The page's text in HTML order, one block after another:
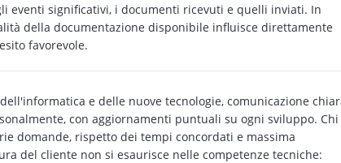
eventi significativi, i documenti ricevuti e quelli inviati. In
della documentazione disponibile influisce direttamente
favorevole.
e delle nuove tecnologie, comunicazione
con aggiornamenti puntuali su ogni sviluppo. Chi
domande, rispetto dei tempi concordati e massima
del cliente non si esaurisce nelle competenze tecniche: